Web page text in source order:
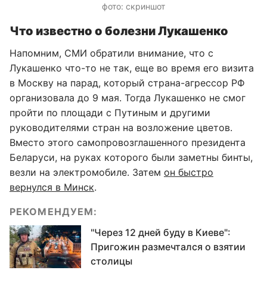
фото: скриншот
Что известно о болезни Лукашенко
Напомним, СМИ обратили внимание, что с
Лукашенко что-то не так, еще во время его визита
в Москву на парад, который страна-агрессор РФ
организовала до 9 мая. Тогда Лукашенко не смог
пройти по площади с Путиным и другими
руководителями стран на возложение цветов.
Вместо этого самопровозглашенного президента
Беларуси, на руках которого были заметны бинты,
везли на электромобиле. Затем он быстро
вернулся в Минск.
РЕКОМЕНДУЕМ:
"Через 12 дней буду в Киеве":
Пригожин размечтался о взятии
столицы